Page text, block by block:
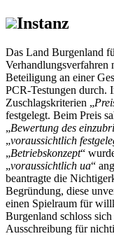
Instanz
Das Land Burgenland
Verhandlungsverfahren
Beteiligung an einer
PCR-Testungen durch.
Zuschlagskriterien „
festgelegt. Beim Preis
„Bewertung des
„voraussichtlich
„Betriebskonzept“
„voraussichtlich ua“
beantragte die
Begründung, diese
einen Spielraum für
Burgenland schloss
Ausschreibung für